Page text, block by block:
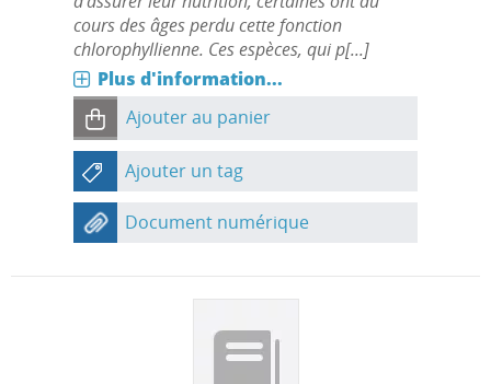
cours des âges perdu cette fonction
chlorophyllienne. Ces espèces, qui p[...]
Plus d'information...
Ajouter au panier
Ajouter un tag
Document numérique